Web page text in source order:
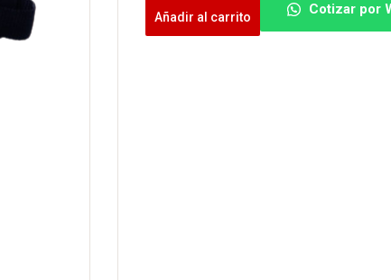
Añadir al carrito Cotizar por